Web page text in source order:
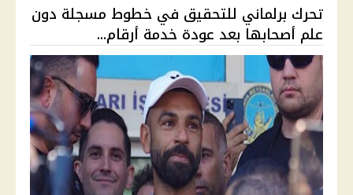
تحرك برلماني للتحقيق في خطوط مسجلة دون
علم أصحابها بعد عودة خدمة أرقام...